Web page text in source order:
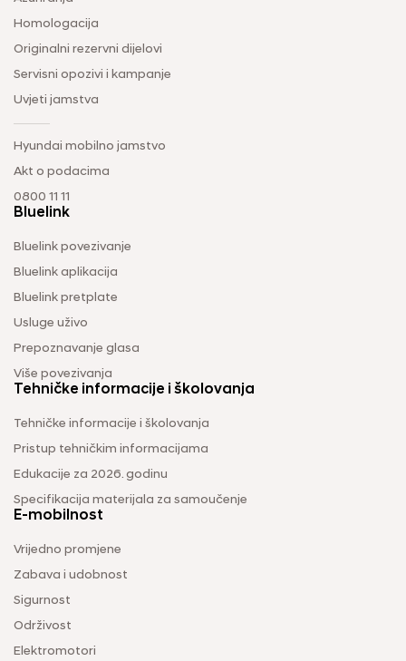
Homologacija
Originalni rezervni dijelovi
Servisni opozivi i kampanje
Uvjeti jamstva
Hyundai mobilno jamstvo
Akt o podacima
0800 11 11
Bluelink
Bluelink povezivanje
Bluelink aplikacija
Bluelink pretplate
Usluge uživo
Prepoznavanje glasa
Više povezivanja
Tehničke informacije i školovanja
Tehničke informacije i školovanja
Pristup tehničkim informacijama
Edukacije za 2026. godinu
Specifikacija materijala za samoučenje
E-mobilnost
Vrijedno promjene
Zabava i udobnost
Sigurnost
Održivost
Elektromotori